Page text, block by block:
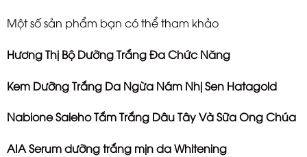
Một số sản phẩm bạn có thể tham khảo
Hương Thị Bộ Dưỡng Trắng Đa Chức Năng
Kem Dưỡng Trắng Da Ngừa Nám Nhị Sen Hatagold
Nabione Saieho Tắm Trắng Dâu Tây Và Sữa Ong Chúa
AIA Serum dưỡng trắng mịn da Whitening